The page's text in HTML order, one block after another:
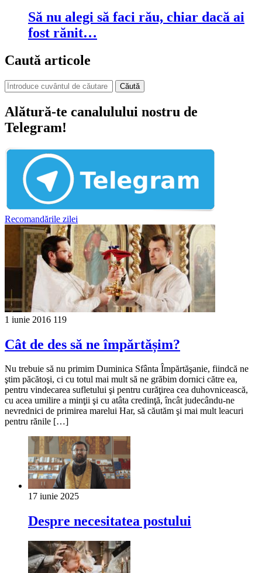
Să nu alegi să faci rău, chiar dacă ai
fost rănit…
Caută articole
Căută
Alătură-te canalulului nostru de
Telegram!
Recomandările zilei
1 iunie 2016 119
Cât de des să ne împărtășim?
Nu trebuie să nu primim Duminica Sfânta Împărtăşanie, fiindcă ne
ştim păcătoşi, ci cu totul mai mult să ne grăbim dornici către ea,
pentru vindecarea sufletului şi pentru curăţirea cea duhovnicească,
cu acea umilire a minţii şi cu atâta credinţă, încât judecându-ne
nevrednici de primirea marelui Har, să căutăm şi mai mult leacuri
pentru rănile […]
17 iunie 2025
Despre necesitatea postului